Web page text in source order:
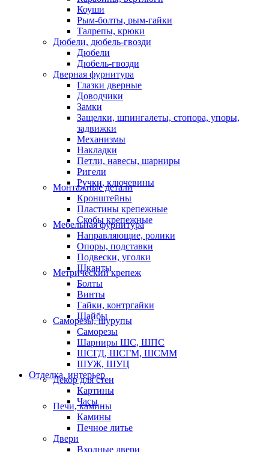
Коуши
Рым-болты, рым-гайки
Талрепы, крюки
Дюбели, дюбель-гвозди
Дюбели
Дюбель-гвозди
Дверная фурнитура
Глазки дверные
Доводчики
Замки
Защелки, шпингалеты, стопора, упоры,
задвижки
Механизмы
Накладки
Петли, навесы, шарниры
Ригели
Ручки, ключевины
Монтажные детали
Кронштейны
Пластины крепежные
Скобы крепежные
Мебельная фурнитура
Направляющие, ролики
Опоры, подставки
Подвески, уголки
Шканты
Метрический крепеж
Болты
Винты
Гайки, контргайки
Шайбы
Саморезы, шурупы
Саморезы
Шарниры ШС, ШПС
ШСГД, ШСГМ, ШСММ
ШУЖ, ШУЦ
Отделка, интерьер
Декор для стен
Картины
Часы
Печи, камины
Камины
Печное литье
Двери
Входные двери